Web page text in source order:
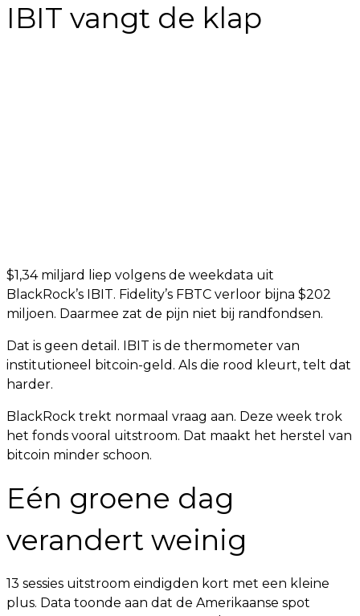
IBIT vangt de klap
$1,34 miljard liep volgens de weekdata uit
BlackRock’s IBIT. Fidelity’s FBTC verloor bijna $202
miljoen. Daarmee zat de pijn niet bij randfondsen.
Dat is geen detail. IBIT is de thermometer van
institutioneel bitcoin-geld. Als die rood kleurt, telt dat
harder.
BlackRock trekt normaal vraag aan. Deze week trok
het fonds vooral uitstroom. Dat maakt het herstel van
bitcoin minder schoon.
Eén groene dag
verandert weinig
13 sessies uitstroom eindigden kort met een kleine
plus. Data toonde aan dat de Amerikaanse spot